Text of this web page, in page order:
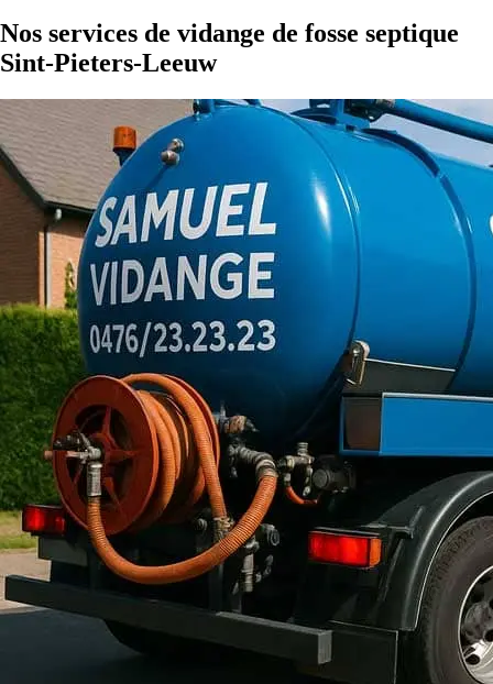
Nos services de vidange de fosse septique
Sint-Pieters-Leeuw